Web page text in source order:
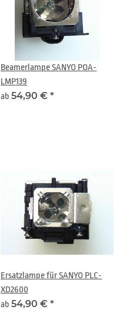
Beamerlampe SANYO POA-
LMP139
ab 54,90 € *
Ersatzlampe für SANYO PLC-
XD2600
ab 54,90 € *